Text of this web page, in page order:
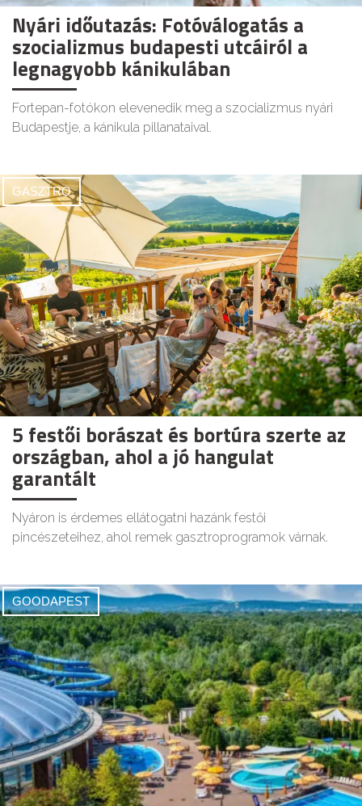
Nyári időutazás: Fotóválogatás a
szocializmus budapesti utcáiról a
legnagyobb kánikulában
Fortepan-fotókon elevenedik meg a szocializmus nyári
Budapestje, a kánikula pillanataival.
GASZTRO
5 festői borászat és bortúra szerte az
országban, ahol a jó hangulat
garantált
Nyáron is érdemes ellátogatni hazánk festői
pincészeteihez, ahol remek gasztroprogramok várnak.
GOODAPEST